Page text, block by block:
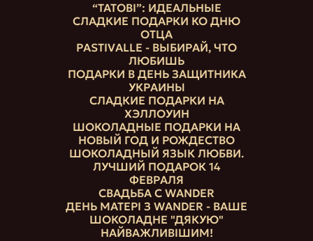
“ТАТОВІ”: ИДЕАЛЬНЫЕ
СЛАДКИЕ ПОДАРКИ КО ДНЮ
ОТЦА
PASTIVALLE - ВЫБИРАЙ, ЧТО
ЛЮБИШЬ
ПОДАРКИ В ДЕНЬ ЗАЩИТНИКА
УКРАИНЫ
СЛАДКИЕ ПОДАРКИ НА
ХЭЛЛОУИН
ШОКОЛАДНЫЕ ПОДАРКИ НА
НОВЫЙ ГОД И РОЖДЕСТВО
ШОКОЛАДНЫЙ ЯЗЫК ЛЮБВИ.
ЛУЧШИЙ ПОДАРОК 14
ФЕВРАЛЯ
СВАДЬБА С WANDER
ДЕНЬ МАТЕРІ З WANDER - ВАШЕ
ШОКОЛАДНЕ "ДЯКУЮ"
НАЙВАЖЛИВІШИМ!